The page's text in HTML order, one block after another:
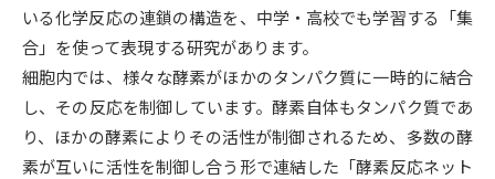
大学研究
大学で学べる内容や特徴を調べる
いる化学反応の連鎖の構造を、中学・高校でも学習する「集
合」を使って表現する研究があります。
細胞内では、様々な酵素がほかのタンパク質に一時的に結合
し、その反応を制御しています。酵素自体もタンパク質であ
り、ほかの酵素によりその活性が制御されるため、多数の酵
素が互いに活性を制御し合う形で連結した「酵素反応ネット